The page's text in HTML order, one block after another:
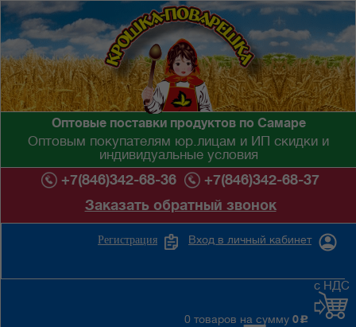
Оптовые поставки продуктов по Самаре
Оптовым покупателям юр.лицам и ИП скидки и
индивидуальные условия
+7(846)342-68-36
+7(846)342-68-37
Заказать обратный звонок
Вход в личный кабинет
Регистрация
0 товаров на сумму 0 c
с НДС